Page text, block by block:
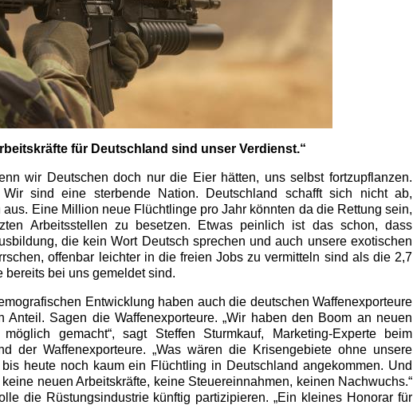
für Deutschland sind unser Verdienst.“
wir Deutschen doch nur die Eier hätten, uns selbst fortzupflanzen.
sind eine sterbende Nation. Deutschland schafft sich nicht ab,
aus. Eine Million neue Flüchtlinge pro Jahr könnten da die Rettung sein,
Arbeitsstellen zu besetzen. Etwas peinlich ist das schon, dass
die kein Wort Deutsch sprechen und auch unsere exotischen
offenbar leichter in die freien Jobs zu vermitteln sind als die 2,7
bereits bei uns gemeldet sind.
Entwicklung haben auch die deutschen Waffenexporteure
Anteil. Sagen die Waffenexporteure. „Wir haben den Boom an neuen
gemacht“, sagt Steffen Sturmkauf, Marketing-Experte beim
der Waffenexporteure. „Was wären die Krisengebiete ohne unsere
heute noch kaum ein Flüchtling in Deutschland angekommen. Und
neuen Arbeitskräfte, keine Steuereinnahmen, keinen Nachwuchs.“
die Rüstungsindustrie künftig partizipieren. „Ein kleines Honorar für